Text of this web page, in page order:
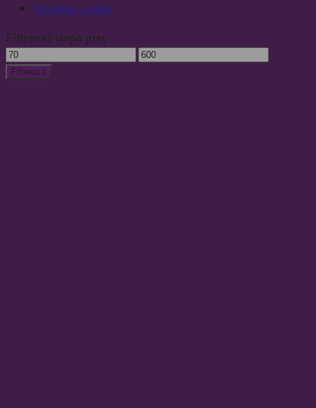
Voucher cadou
Filtrează după preț
Preț
minim
Preț
Filtrează